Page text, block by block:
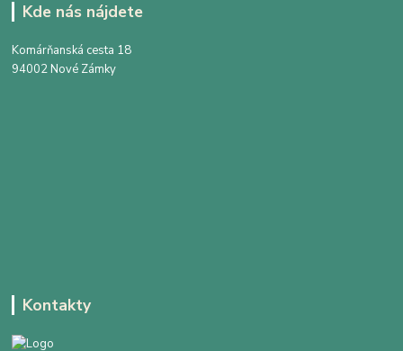
Kde nás nájdete
Komárňanská cesta 18
94002 Nové Zámky
Kontakty